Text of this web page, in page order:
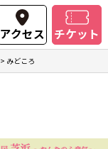
アクセス チケット
> みどころ